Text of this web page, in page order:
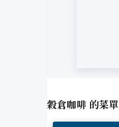
穀倉咖啡 的菜單